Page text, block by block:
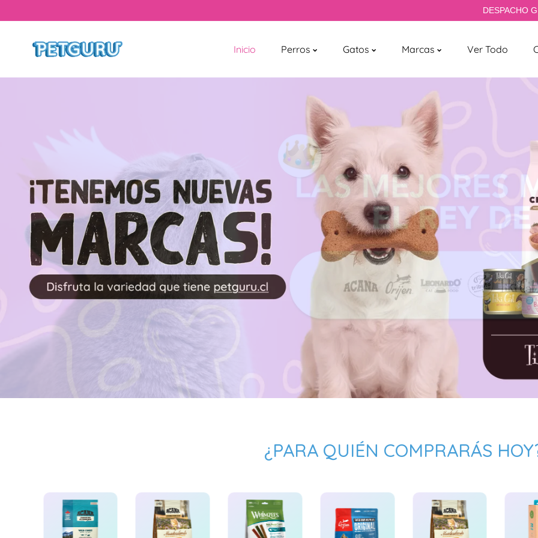
DESPACHO GRATIS EN
Inicio Perros Gatos Marcas Ver Todo
¿PARA QUIÉN COMPRARÁS